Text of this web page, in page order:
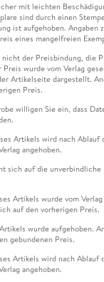
mit leichten
sind durch einen
ist aufgehoben. Angaben
eines mangelfreien
der Preisbindung, die
wurde vom Verlag
Artikelseite dargestellt.
Preis.
willigen Sie ein, dass
Artikels wird nach
angehoben.
sich auf die
Artikels wurde vom
auf den vorherigen Preis.
wurde aufgehoben.
gebundenen Preis.
Artikels wird nach Ablauf
angehoben.